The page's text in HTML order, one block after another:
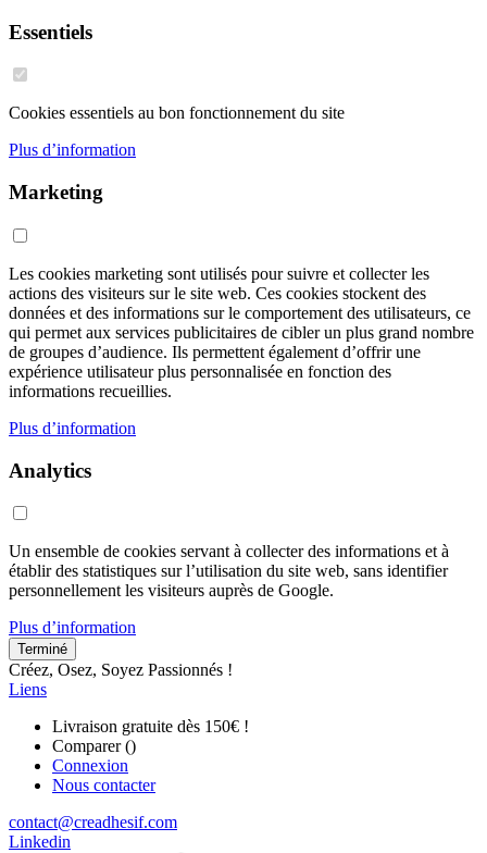
Essentiels
Cookies essentiels au bon fonctionnement du site
Plus d’information
Marketing
Les cookies marketing sont utilisés pour suivre et collecter les
actions des visiteurs sur le site web. Ces cookies stockent des
données et des informations sur le comportement des utilisateurs, ce
qui permet aux services publicitaires de cibler un plus grand nombre
de groupes d’audience. Ils permettent également d’offrir une
expérience utilisateur plus personnalisée en fonction des
informations recueillies.
Plus d’information
Analytics
Un ensemble de cookies servant à collecter des informations et à
établir des statistiques sur l’utilisation du site web, sans identifier
personnellement les visiteurs auprès de Google.
Plus d’information
Terminé
Créez, Osez, Soyez Passionnés !
Liens
Livraison gratuite dès 150€ !
Comparer ()
Connexion
Nous contacter
contact@creadhesif.com
Linkedin